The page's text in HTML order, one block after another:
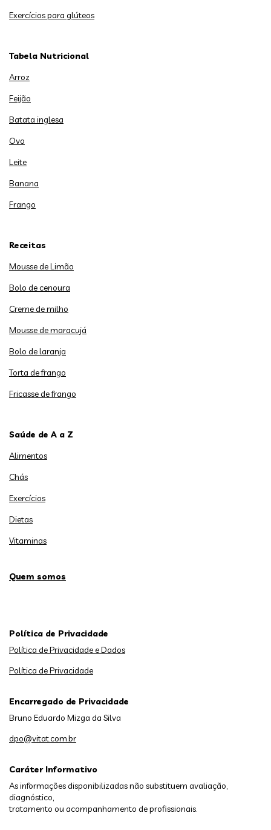
Exercícios para glúteos
Tabela Nutricional
Arroz
Feijão
Batata inglesa
Ovo
Leite
Banana
Frango
Receitas
Mousse de Limão
Bolo de cenoura
Creme de milho
Mousse de maracujá
Bolo de laranja
Torta de frango
Fricasse de frango
Saúde de A a Z
Alimentos
Chás
Exercícios
Dietas
Vitaminas
Quem somos
Caráter Informativo
As informações disponibilizadas não substituem avaliação,
diagnóstico,
tratamento ou acompanhamento de profissionais.
Política de Privacidade
Política de Privacidade e Dados
Política de Privacidade
Encarregado de Privacidade
Bruno Eduardo Mizga da Silva
dpo@vitat.com.br